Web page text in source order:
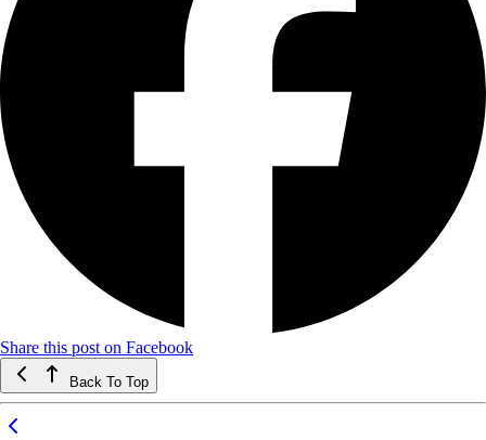
Share this post on Facebook
Back To Top